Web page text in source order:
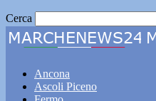
Cerca
Ancona
Ascoli Piceno